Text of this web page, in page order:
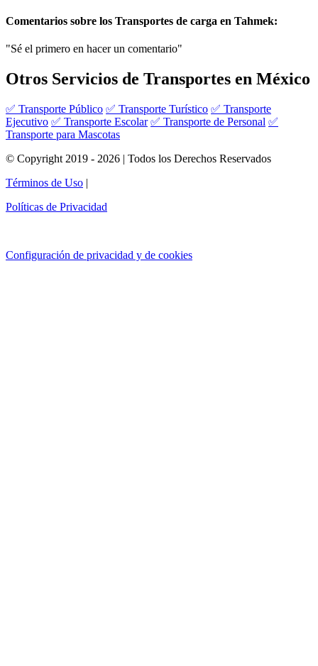
Comentarios sobre los Transportes de carga en Tahmek:
"Sé el primero en hacer un comentario"
Otros Servicios de Transportes en México
✅ Transporte Público ✅ Transporte Turístico ✅ Transporte
Ejecutivo ✅ Transporte Escolar ✅ Transporte de Personal ✅
Transporte para Mascotas
© Copyright 2019 - 2026 | Todos los Derechos Reservados
Términos de Uso |
Políticas de Privacidad
Configuración de privacidad y de cookies